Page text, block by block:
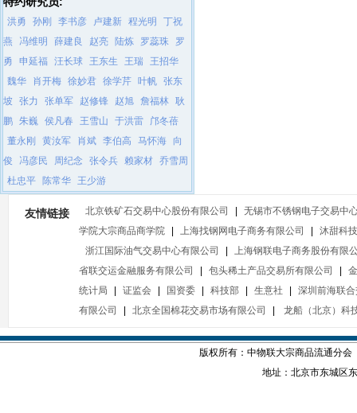
洪勇 孙刚 李书彦 卢建新 程光明
丁祝
燕
冯维明 薛建良 赵亮 陆炼 罗蕊珠
罗
勇
申延福 汪长球 王东生 王瑞
王招华
魏华
肖开梅 徐妙君 徐学芹 叶帆 张东
坡
张力 张单军 赵修锋 赵旭 詹福林 耿
鹏 朱巍 侯凡春 王雪山 于洪雷
邝冬蓓
董永刚
黄汝军 肖斌 李伯高 马怀海
向
俊
冯彦民 周纪念 张令兵 赖家材 乔雪周
杜忠平
陈常华 王少游
友情链接 北京铁矿石交易中心股份有限公司
无锡市不锈钢电子交易中
学院大宗商品商学院
上海找钢网电子商务有限公司
沐甜科技
浙江国际油气交易中心有限公司
上海钢联电子商务股份有限
省联交运金融服务有限公司
包头稀土产品交易所有限公司
统计局
证监会 国资委 科技部 生意社
深圳前海联
有限公司
北京全国棉花交易市场有限公司 龙船（北京）科
版权所有：中物联大宗商品流通分
地址：北京市东城区